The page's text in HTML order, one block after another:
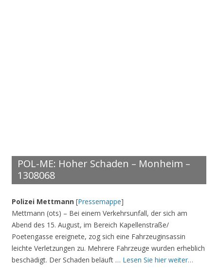
POL-ME: Hoher Schaden – Monheim –
1308068
Polizei Mettmann [Pressemappe]
Mettmann (ots) – Bei einem Verkehrsunfall, der sich am
Abend des 15. August, im Bereich Kapellenstraße/
Poetengasse ereignete, zog sich eine Fahrzeuginsassin
leichte Verletzungen zu. Mehrere Fahrzeuge wurden erheblich
beschädigt. Der Schaden beläuft … Lesen Sie hier weiter…